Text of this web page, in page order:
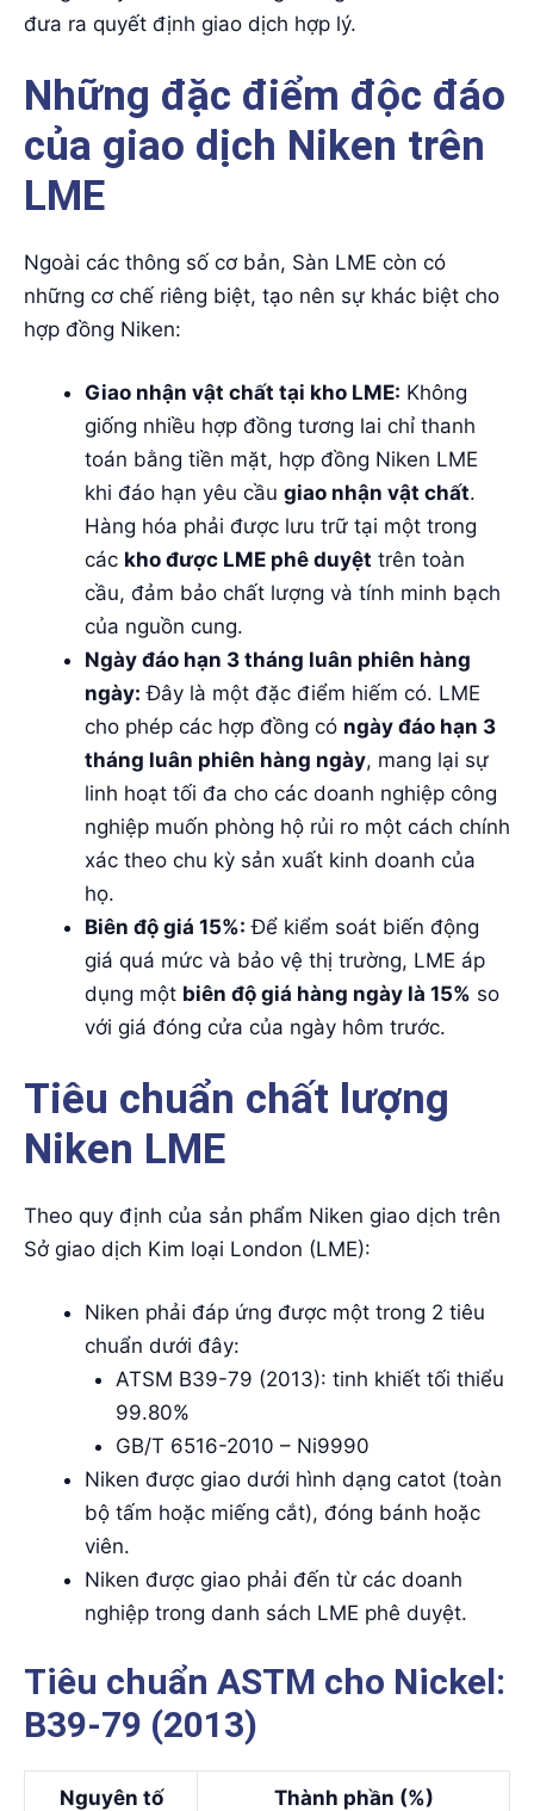
đưa ra quyết định giao dịch hợp lý.
Những đặc điểm độc đáo
của giao dịch Niken trên
LME
Ngoài các thông số cơ bản, Sàn LME còn có
những cơ chế riêng biệt, tạo nên sự khác biệt cho
hợp đồng Niken:
Giao nhận vật chất tại kho LME: Không
giống nhiều hợp đồng tương lai chỉ thanh
toán bằng tiền mặt, hợp đồng Niken LME
khi đáo hạn yêu cầu giao nhận vật chất.
Hàng hóa phải được lưu trữ tại một trong
các kho được LME phê duyệt trên toàn
cầu, đảm bảo chất lượng và tính minh bạch
của nguồn cung.
Ngày đáo hạn 3 tháng luân phiên hàng
ngày: Đây là một đặc điểm hiếm có. LME
cho phép các hợp đồng có ngày đáo hạn 3
tháng luân phiên hàng ngày, mang lại sự
linh hoạt tối đa cho các doanh nghiệp công
nghiệp muốn phòng hộ rủi ro một cách chính
xác theo chu kỳ sản xuất kinh doanh của
họ.
Biên độ giá 15%: Để kiểm soát biến động
giá quá mức và bảo vệ thị trường, LME áp
dụng một biên độ giá hàng ngày là 15% so
với giá đóng cửa của ngày hôm trước.
Tiêu chuẩn chất lượng
Niken LME
Theo quy định của sản phẩm Niken giao dịch trên
Sở giao dịch Kim loại London (LME):
Niken phải đáp ứng được một trong 2 tiêu
chuẩn dưới đây:
ATSM B39-79 (2013): tinh khiết tối thiểu
99.80%
GB/T 6516-2010 – Ni9990
Niken được giao dưới hình dạng catot (toàn
bộ tấm hoặc miếng cắt), đóng bánh hoặc
viên.
Niken được giao phải đến từ các doanh
nghiệp trong danh sách LME phê duyệt.
Tiêu chuẩn ASTM cho Nickel:
B39-79 (2013)
Nguyên tố Thành phần (%)